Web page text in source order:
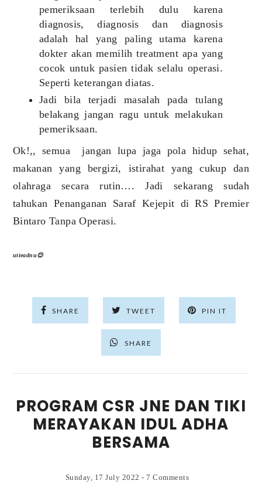
pemeriksaan terlebih dulu karena
diagnosis, diagnosis dan diagnosis
adalah hal yang paling utama karena
dokter akan memilih treatment apa yang
cocok untuk pasien tidak selalu operasi.
Seperti keterangan diatas.
Jadi bila terjadi masalah pada tulang
belakang jangan ragu untuk melakukan
pemeriksaan.
Ok!,, semua jangan lupa jaga pola hidup sehat,
makanan yang bergizi, istirahat yang cukup dan
olahraga secara rutin…. Jadi sekarang sudah
tahukan Penanganan Saraf Kejepit di RS Premier
Bintaro Tanpa Operasi.
utieadnu😊
SHARE TWEET PIN IT
SHARE
PROGRAM CSR JNE DAN TIKI
MERAYAKAN IDUL ADHA
BERSAMA
Sunday, 17 July 2022-7 Comments